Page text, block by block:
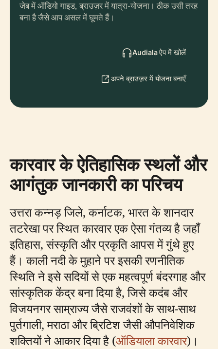
जेब में ऑडियो गाइड, ब्राउज़र में यात्रा-योजना। ठीक उसी तरह
बना है जैसे आप असल में घूमते हैं।
Audiala ऐप में खोलें
अपने ब्राउज़र में योजना बनाएँ
कारवार के ऐतिहासिक स्थलों और
आगंतुक जानकारी का परिचय
उत्तरा कन्नड़ जिले, कर्नाटक, भारत के शानदार
तटरेखा पर स्थित कारवार एक ऐसा गंतव्य है जहाँ
इतिहास, संस्कृति और प्रकृति आपस में गुंथे हुए
हैं। काली नदी के मुहाने पर इसकी रणनीतिक
स्थिति ने इसे सदियों से एक महत्वपूर्ण बंदरगाह और
सांस्कृतिक केंद्र बना दिया है, जिसे कदंब और
विजयनगर साम्राज्य जैसे राजवंशों के साथ-साथ
पुर्तगाली, मराठा और ब्रिटिश जैसी औपनिवेशिक
शक्तियों ने आकार दिया है (ऑडियाला कारवार)।